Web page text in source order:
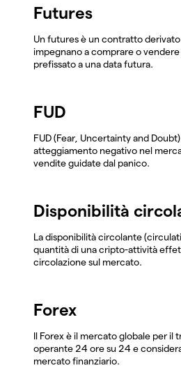
Futures
Un futures è un contratto
impegnano a comprare o
prefissato a una data futura.
FUD
FUD (Fear, Uncertainty and
atteggiamento negativo nel
vendite guidate dal panico.
Disponibilità
La disponibilità circolante
quantità di una cripto-attività
circolazione sul mercato.
Forex
Il Forex è il mercato globale per il
operante 24 ore su 24 e
mercato finanziario.